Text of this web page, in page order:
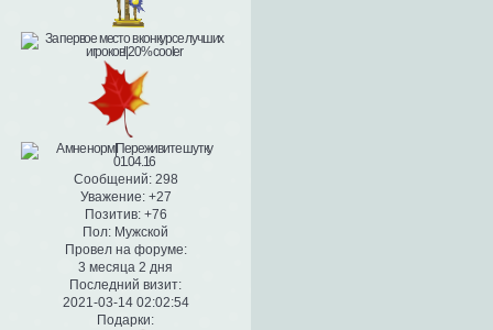
Сообщений:298
Уважение: +27
Позитив: +76
Пол: Мужской
Провел на форуме:
3 месяца 2 дня
Последний визит:
2021-03-14 02:02:54
Подарки: